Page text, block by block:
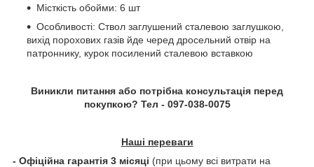
Місткість обойми: 6 шт
Особливості: Ствол заглушений сталевою заглушкою,
вихід порохових газів йде черед дросельний отвір на
патроннику, курок посилений сталевою вставкою
Виникли питання або потрібна консультація перед
покупкою? Тел - 097-038-0075
Наші переваги
- Офіційна гарантія 3 місяці (при цьому всі витрати на